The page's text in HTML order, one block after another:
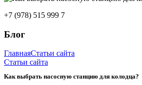
+7 (978) 515 999 7
Блог
ГлавнаяСтатьи сайта
Статьи сайта
Как выбрать насосную станцию для колодца?